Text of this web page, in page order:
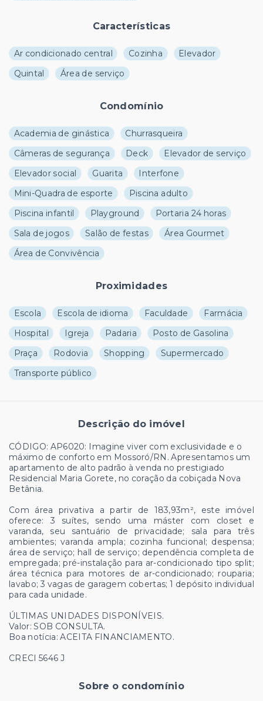
Características
Ar condicionado central Cozinha
Elevador
Quintal
Área de serviço
Condomínio
Academia de ginástica
Churrasqueira
Câmeras de segurança
Deck
Elevador de serviço
Elevador social
Guarita
Interfone
Mini-Quadra de esporte
Piscina adulto
Piscina infantil
Playground
Portaria 24 horas
Sala de jogos
Salão de festas
Área Gourmet
Área de Convivência
Proximidades
Escola Escola de idioma Faculdade
Farmácia
Hospital
Igreja Padaria
Posto de Gasolina
Praça
Rodovia Shopping
Supermercado
Transporte público
Descrição do imóvel
CÓDIGO: AP6020: Imagine viver com exclusividade e o
máximo de conforto em Mossoró/RN. Apresentamos um
apartamento de alto padrão à venda no prestigiado
Residencial Maria Gorete, no coração da cobiçada Nova
Betânia.
Com área privativa a partir de 183,93m², este imóvel
oferece: 3 suítes, sendo uma máster com closet e
varanda, seu santuário de privacidade; sala para três
ambientes; varanda ampla; cozinha funcional; despensa;
área de serviço; hall de serviço; dependência completa de
empregada; pré-instalação para ar-condicionado tipo split;
área técnica para motores de ar-condicionado; rouparia;
lavabo; 3 vagas de garagem cobertas; 1 depósito individual
para cada unidade.
ÚLTIMAS UNIDADES DISPONÍVEIS.
Valor: SOB CONSULTA.
Boa notícia: ACEITA FINANCIAMENTO.
CRECI 5646 J
Sobre o condomínio